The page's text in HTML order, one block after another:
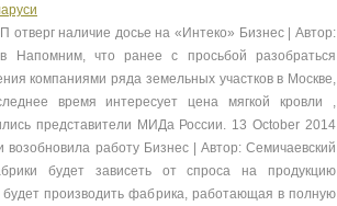
отверг наличие досье на «Интеко» Бизнес | Автор:
Напомним, что ранее с просьбой разобраться
компаниями ряда земельных участков в Москве,
время интересует цена мягкой кровли ,
представители МИДа России. 13 October 2014
возобновила работу Бизнес | Автор: Семичаевский
будет зависеть от спроса на продукцию
будет производить фабрика, работающая в полную